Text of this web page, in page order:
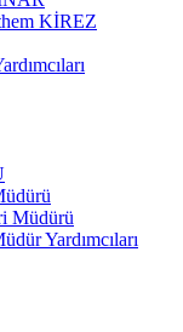
KİREZ
Müdürü
Yardımcıları